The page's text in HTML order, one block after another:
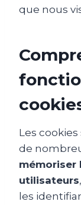
que nous
Les
de
mémoriser
utilisateurs
les